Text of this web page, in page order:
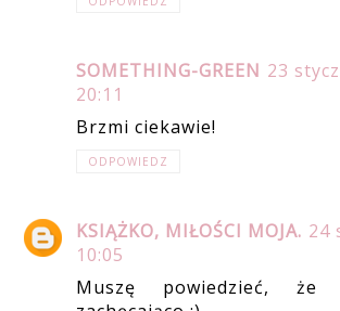
SOMETHING-GREEN 23
20:11
Brzmi ciekawie!
ODPOWIEDZ
KSIĄŻKO, MIŁOŚCI MOJA. 24
10:05
Muszę powiedzieć,